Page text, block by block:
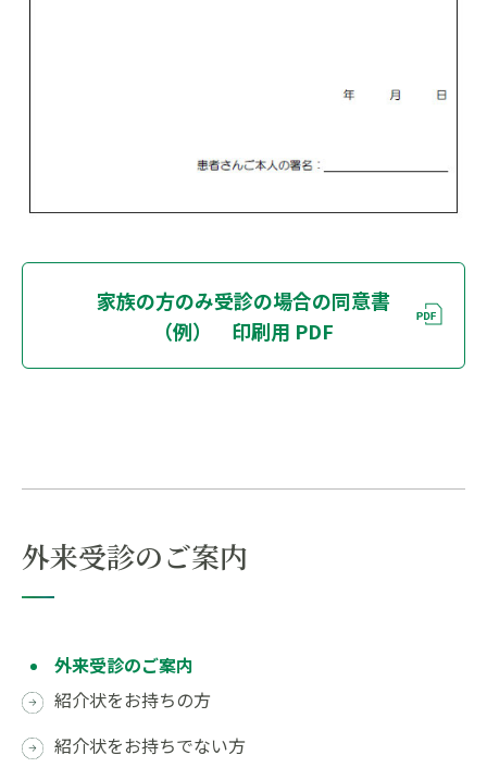
家族の方のみ受診の場合の同意書
（例） 印刷用 PDF
外来受診のご案内
外来受診のご案内
紹介状をお持ちの方
紹介状をお持ちでない方